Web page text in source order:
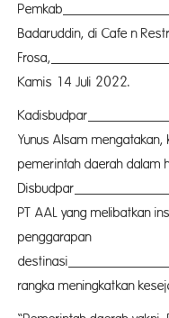
Pemkab
Badaruddin, di Cafe n
Frosa,
Kamis 14 Juli 2022.
Kadisbudpar
Yunus Alsam
pemerintah daerah dalam
Disbudpar
PT AAL yang melibatkan
penggarapan
destinasi
rangka meningkatkan